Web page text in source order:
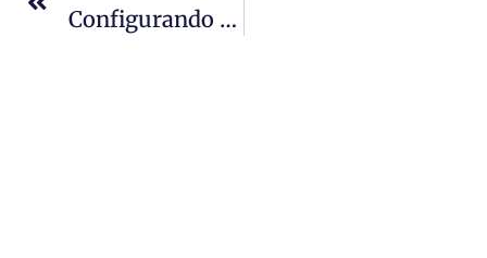
Configurando Meu E-Mail No Outlook 2010 2013